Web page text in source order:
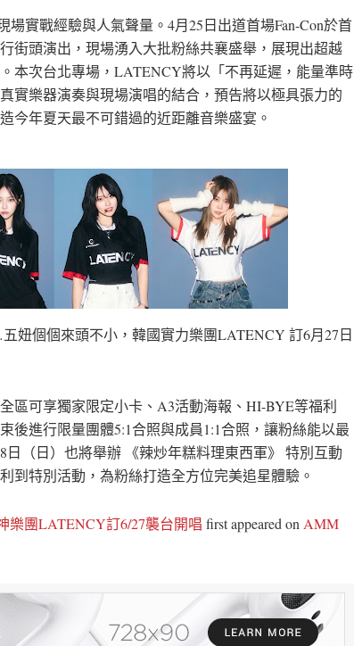
實戰經驗與人氣聲量。4月25日出道首場Fan-Con於首
街頭演出，現場湧入大批粉絲共襄盛舉，展現出超越
本次台北專場，LATENCY將以「不再延遲，能量準時
實樂器演奏與現場演唱的結合，預告將以極具張力的
今年夏天最不可錯過的近距離音樂盛宴。
妞個個來頭不小，韓國實力樂團LATENCY 訂6月27日
區可享獨家限定小卡、A3活動海報、HI-BYE等福利
後進行限量團體5:1合照與成員1:1合照，讓粉絲能以最
（日）也將舉辦 《辣炒年糕料理東西軍》 特別互動
到特別活動，為粉絲打造全方位完美追星體驗。
樂團LATENCY訂6/27襲台開唱 first appeared on AMM